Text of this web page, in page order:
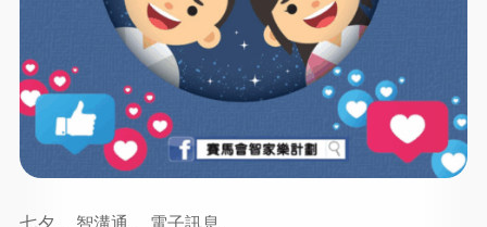
七夕， 智溝通， 電子訊息